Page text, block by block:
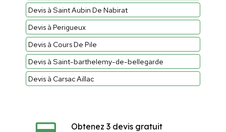
Devis à Saint Aubin De Nabirat
Devis à Perigueux
Devis à Cours De Pile
Devis à Saint-barthelemy-de-bellegarde
Devis à Carsac Aillac
Obtenez 3 devis gratuit